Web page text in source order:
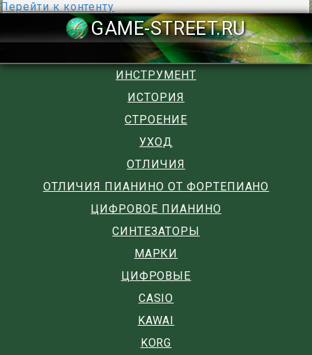
Перейти к контенту
GAME-
ИНСТРУМЕНТ
ИСТОРИЯ
СТРОЕНИЕ
УХОД
ОТЛИЧИЯ
ОТЛИЧИЯ ПИАНИНО ОТ ФОРТЕПИАНО
ЦИФРОВОЕ ПИАНИНО
СИНТЕЗАТОРЫ
МАРКИ
ЦИФРОВЫЕ
CASIO
KAWAI
KORG